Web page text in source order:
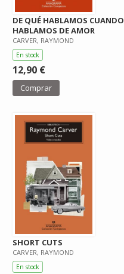
DE QUÉ HABLAMOS CUANDO
HABLAMOS DE AMOR
CARVER, RAYMOND
En stock
12,90 €
Comprar
SHORT CUTS
CARVER, RAYMOND
En stock